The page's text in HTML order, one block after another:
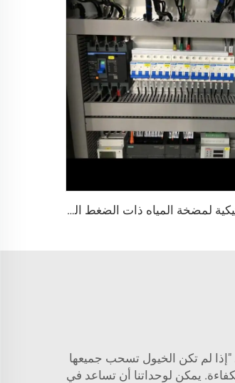
خزانة تحكم أوتوماتيكية لمضخة المياه ذات الضغط الثابت – متكاملة مع وحدة التحكم القابلة للبرمجة (PLC) ومحول التردد (VFD)
لم تكن الخيول تسحب جميعها
يمكن لوحداتنا أن تساعد في